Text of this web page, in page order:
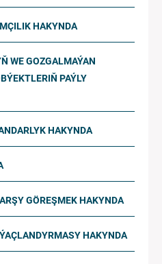
HAKYNDA
WE GOZGALMAÝAN
PAÝLY
HAKYNDA
GÖREŞMEK HAKYNDA
HAKYNDA